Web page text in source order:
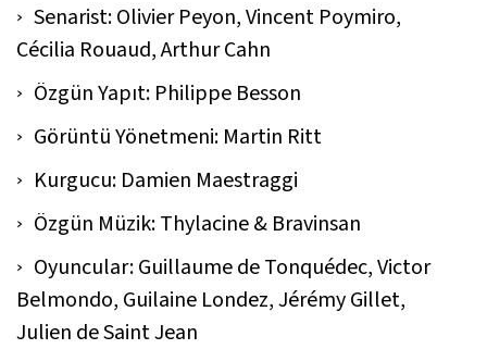
Senarist: Olivier Peyon, Vincent Poymiro,
Cécilia Rouaud, Arthur Cahn
Özgün Yapıt: Philippe Besson
Görüntü Yönetmeni: Martin Ritt
Kurgucu: Damien Maestraggi
Özgün Müzik: Thylacine & Bravinsan
Oyuncular: Guillaume de Tonquédec, Victor
Belmondo, Guilaine Londez, Jérémy Gillet,
Julien de Saint Jean